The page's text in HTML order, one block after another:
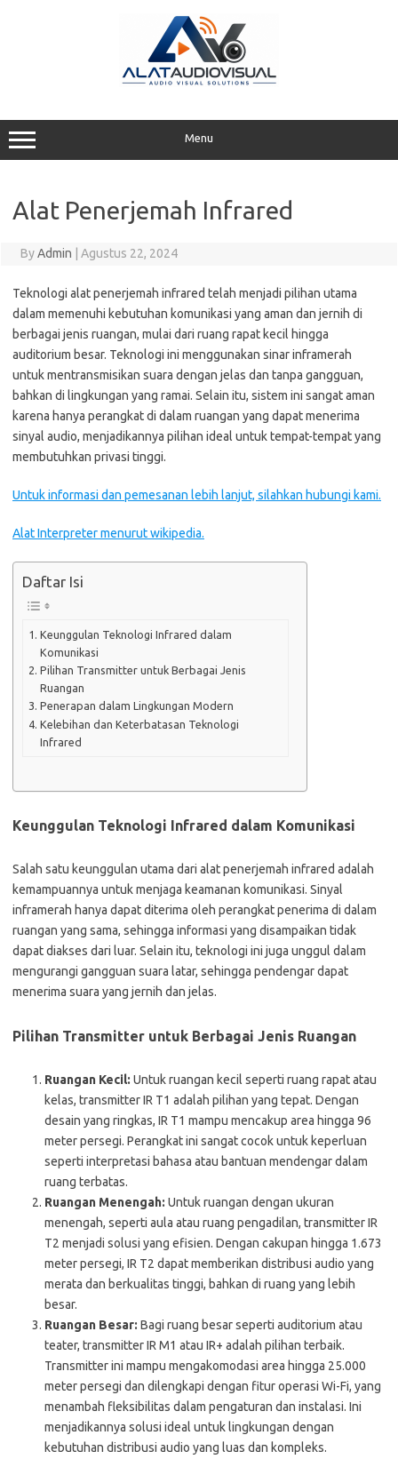
Menu
Alat Penerjemah Infrared
ByAdmin Agustus 22, 2024
Teknologi alat penerjemah infrared telah menjadi pilihan utama
dalam memenuhi kebutuhan komunikasi yang aman dan jernih di
berbagai jenis ruangan, mulai dari ruang rapat kecil hingga
auditorium besar. Teknologi ini menggunakan sinar inframerah
untuk mentransmisikan suara dengan jelas dan tanpa gangguan,
bahkan di lingkungan yang ramai. Selain itu, sistem ini sangat aman
karena hanya perangkat di dalam ruangan yang dapat menerima
sinyal audio, menjadikannya pilihan ideal untuk tempat-tempat yang
membutuhkan privasi tinggi.
Untuk informasi dan pemesanan lebih lanjut, silahkan hubungi kami.
Alat Interpreter menurut wikipedia.
Daftar Isi
Keunggulan Teknologi Infrared dalam
Komunikasi
Pilihan Transmitter untuk Berbagai Jenis
Ruangan
Penerapan dalam Lingkungan Modern
Kelebihan dan Keterbatasan Teknologi
Infrared
Keunggulan Teknologi Infrared dalam Komunikasi
Salah satu keunggulan utama dari alat penerjemah infrared adalah
kemampuannya untuk menjaga keamanan komunikasi. Sinyal
inframerah hanya dapat diterima oleh perangkat penerima di dalam
ruangan yang sama, sehingga informasi yang disampaikan tidak
dapat diakses dari luar. Selain itu, teknologi ini juga unggul dalam
mengurangi gangguan suara latar, sehingga pendengar dapat
menerima suara yang jernih dan jelas.
Pilihan Transmitter untuk Berbagai Jenis Ruangan
Ruangan Kecil: Untuk ruangan kecil seperti ruang rapat atau
kelas, transmitter IR T1 adalah pilihan yang tepat. Dengan
desain yang ringkas, IR T1 mampu mencakup area hingga 96
meter persegi. Perangkat ini sangat cocok untuk keperluan
seperti interpretasi bahasa atau bantuan mendengar dalam
ruang terbatas.
Ruangan Menengah: Untuk ruangan dengan ukuran
menengah, seperti aula atau ruang pengadilan, transmitter IR
T2 menjadi solusi yang efisien. Dengan cakupan hingga 1.673
meter persegi, IR T2 dapat memberikan distribusi audio yang
merata dan berkualitas tinggi, bahkan di ruang yang lebih
besar​.
Ruangan Besar: Bagi ruang besar seperti auditorium atau
teater, transmitter IR M1 atau IR+ adalah pilihan terbaik.
Transmitter ini mampu mengakomodasi area hingga 25.000
meter persegi dan dilengkapi dengan fitur operasi Wi-Fi, yang
menambah fleksibilitas dalam pengaturan dan instalasi. Ini
menjadikannya solusi ideal untuk lingkungan dengan
kebutuhan distribusi audio yang luas dan kompleks​.